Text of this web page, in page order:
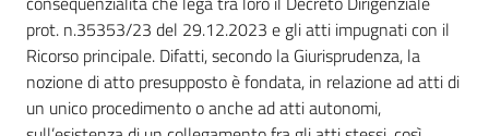
prot. n.35353/23 del 29.12.2023 e gli atti impugnati con il
Ricorso principale. Difatti, secondo la Giurisprudenza, la
nozione di atto presupposto è fondata, in relazione ad atti di
un unico procedimento o anche ad atti autonomi,